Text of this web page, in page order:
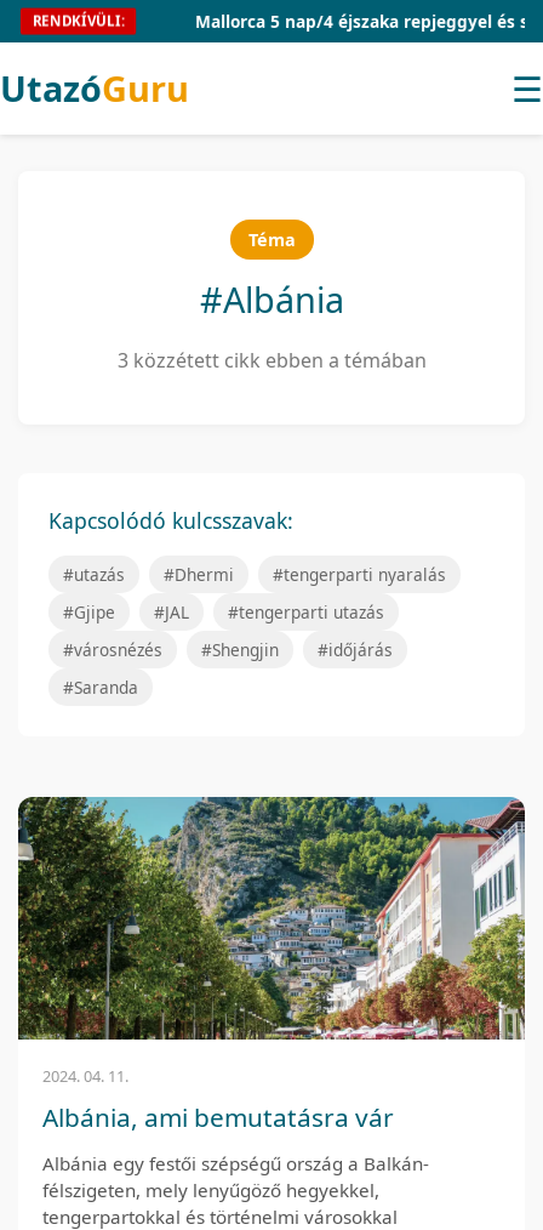
RENDKÍVÜLI: Mallorca 5 nap/4 éjszaka repjeggyel és
UtazóGuru ☰
Téma
#Albánia
3 közzétett cikk ebben a témában
Kapcsolódó kulcsszavak:
#utazás #Dhermi
#tengerparti nyaralás
#Gjipe
#JAL
#tengerparti utazás
#városnézés
#Shengjin
#időjárás
#Saranda
2024. 04. 11.
Albánia, ami bemutatásra vár
Albánia egy festői szépségű ország a Balkán-
félszigeten, mely lenyűgöző hegyekkel,
tengerpartokkal és történelmi városokkal